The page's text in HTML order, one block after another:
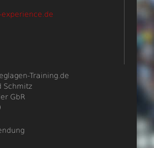
experience.de
Training.de
Schmitz
GbR